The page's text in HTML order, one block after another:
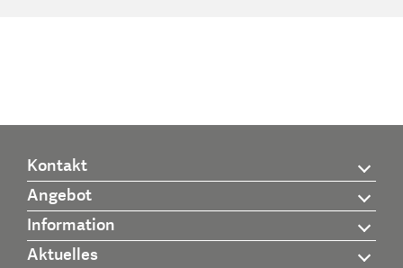
Kontakt
Angebot
Information
Aktuelles